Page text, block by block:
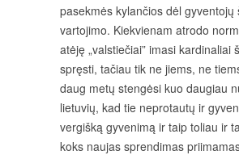
pasekmės kylančios dėl gyventojų
vartojimo. Kiekvienam atrodo
atėję „valstiečiai” imasi kardinaliai
spręsti, tačiau tik ne jiems, ne
daug metų stengėsi kuo daugiau
lietuvių, kad tie neprotautų ir
vergišką gyvenimą ir taip toliau ir
koks naujas sprendimas